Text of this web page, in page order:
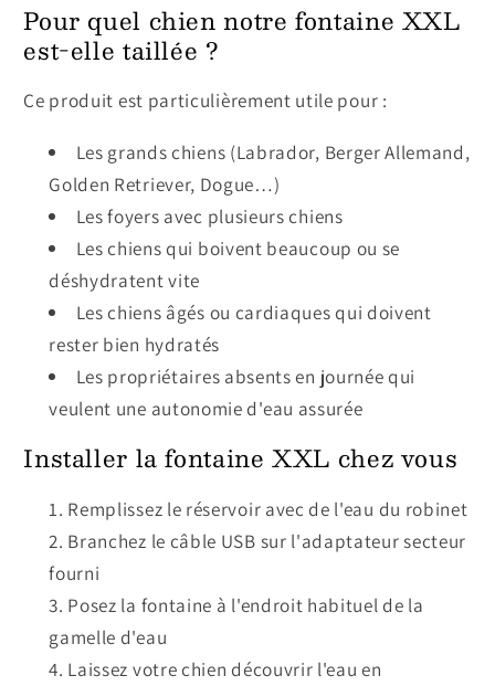
Pour quel chien notre fontaine XXL
est-elle taillée ?
Ce produit est particulièrement utile pour :
Les grands chiens (Labrador, Berger Allemand,
Golden Retriever, Dogue…)
Les foyers avec plusieurs chiens
Les chiens qui boivent beaucoup ou se
déshydratent vite
Les chiens âgés ou cardiaques qui doivent
rester bien hydratés
Les propriétaires absents en journée qui
veulent une autonomie d'eau assurée
Installer la fontaine XXL chez vous
Remplissez le réservoir avec de l'eau du robinet
Branchez le câble USB sur l'adaptateur secteur
fourni
Posez la fontaine à l'endroit habituel de la
gamelle d'eau
Laissez votre chien découvrir l'eau en